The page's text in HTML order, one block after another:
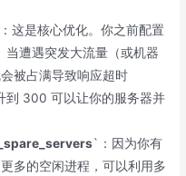
：这是核心优化。你之前配置
遭遇突发大流量（或机器
被占满导致响应超时
到 300 可以让你的服务器并
`：因为你有
多的空闲进程，可以利用多